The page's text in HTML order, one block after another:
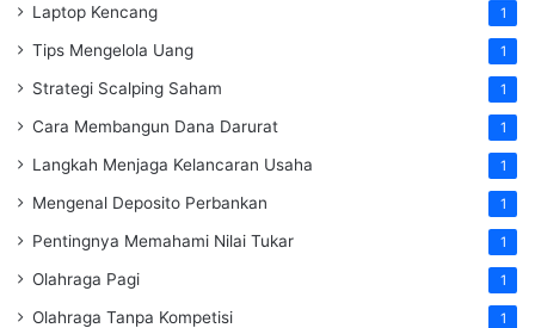
Laptop Kencang 1
Tips Mengelola Uang 1
Strategi Scalping Saham 1
Cara Membangun Dana Darurat 1
Langkah Menjaga Kelancaran Usaha 1
Mengenal Deposito Perbankan 1
Pentingnya Memahami Nilai Tukar 1
Olahraga Pagi 1
Olahraga Tanpa Kompetisi 1